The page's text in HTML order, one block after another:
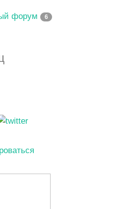
форум 6